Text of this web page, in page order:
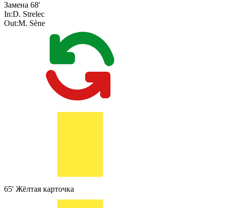
Замена 68'
In:D. Strelec
Out:M. Sène
65' Жёлтая карточка